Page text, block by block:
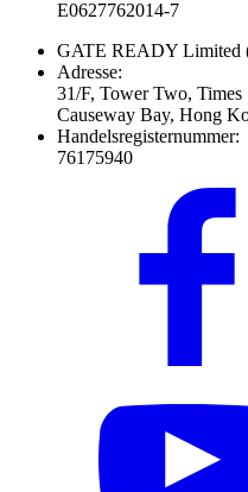
E0627762014-7
GATE READY Limited
Adresse:
31/F, Tower Two, Times
Causeway Bay, Hong
Handelsregisternummer:
76175940